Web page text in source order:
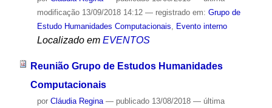
modificação13/09/2018 14:12 — registrado em: Grupo de
Estudo Humanidades Computacionais, Evento interno
Localizado em EVENTOS
Reunião Grupo de Estudos Humanidades
Computacionais
por Cláudia Regina — publicado13/08/2018 — última